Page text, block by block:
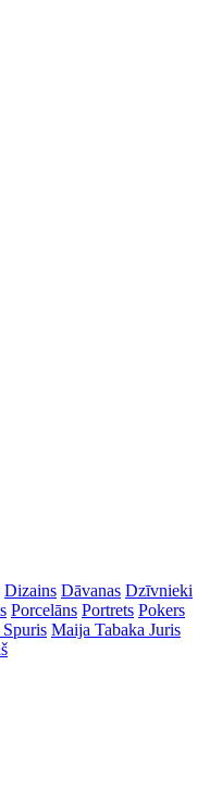
Dizains Dāvanas Dzīvnieki
Porcelāns Portrets Pokers
Maija Tabaka Juris